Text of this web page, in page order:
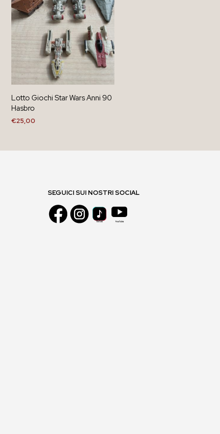
Lotto Giochi Star Wars Anni 90
Hasbro
€25,00
SEGUICI SUI NOSTRI SOCIAL